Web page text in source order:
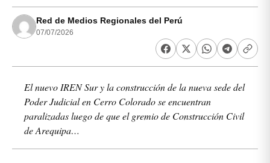
Red de Medios Regionales del Perú
07/07/2026
El nuevo IREN Sur y la construcción de la nueva sede del
Poder Judicial en Cerro Colorado se encuentran
paralizadas luego de que el gremio de Construcción Civil
de Arequipa…